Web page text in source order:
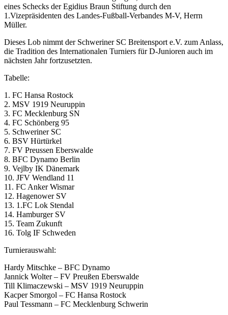
eines Schecks der Egidius Braun Stiftung durch den
1.Vizepräsidenten des Landes-Fußball-Verbandes M-V, Herrn
Müller.
Dieses Lob nimmt der Schweriner SC Breitensport e.V. zum Anlass,
die Tradition des Internationalen Turniers für D-Junioren auch im
nächsten Jahr fortzusetzten.
Tabelle:
1. FC Hansa Rostock
2. MSV 1919 Neuruppin
3. FC Mecklenburg SN
4. FC Schönberg 95
5. Schweriner SC
6. BSV Hürtürkel
7. FV Preussen Eberswalde
8. BFC Dynamo Berlin
9. Vejlby IK Dänemark
10. JFV Wendland 11
11. FC Anker Wismar
12. Hagenower SV
13. 1.FC Lok Stendal
14. Hamburger SV
15. Team Zukunft
16. Tolg IF Schweden
Turnierauswahl:
Hardy Mitschke – BFC Dynamo
Jannick Wolter – FV Preußen Eberswalde
Till Klimaczewski – MSV 1919 Neuruppin
Kacper Smorgol – FC Hansa Rostock
Paul Tessmann – FC Mecklenburg Schwerin